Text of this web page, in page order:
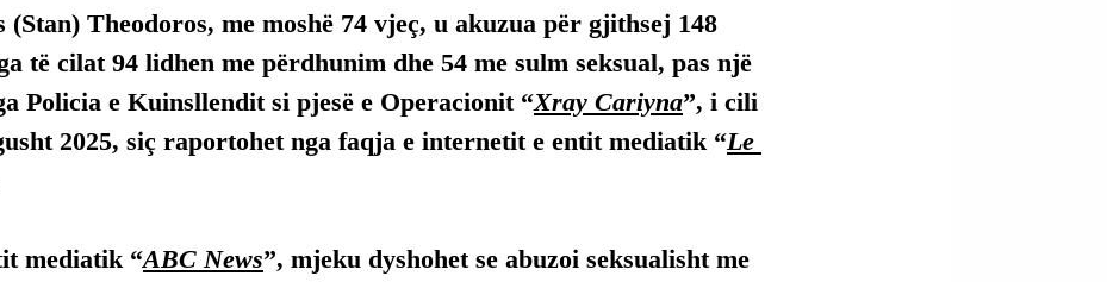
(Stan) Theodoros, me moshë 74 vjeç, u akuzua për gjithsej 148
të cilat 94 lidhen me përdhunim dhe 54 me sulm seksual, pas një
Policia e Kuinsllendit si pjesë e Operacionit “Xray Cariyna”, i cili
2025, siç raportohet nga faqja e internetit e entit mediatik “Le
mediatik “ABC News”, mjeku dyshohet se abuzoi seksualisht me